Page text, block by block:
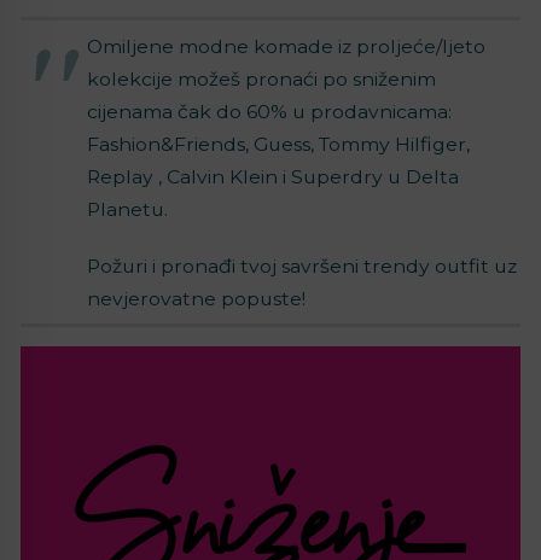
Omiljene modne komade iz proljeće/ljeto
kolekcije možeš pronaći po sniženim
cijenama čak do 60% u prodavnicama:
Fashion&Friends, Guess, Tommy Hilfiger,
Replay , Calvin Klein i Superdry u Delta
Planetu.
Požuri i pronađi tvoj savršeni trendy outfit uz
nevjerovatne popuste!